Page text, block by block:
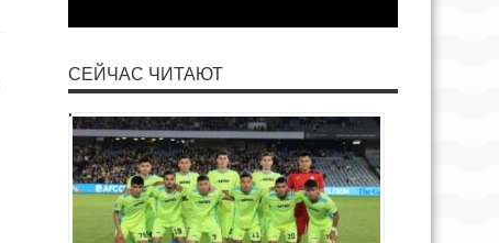
СЕЙЧАС ЧИТАЮТ